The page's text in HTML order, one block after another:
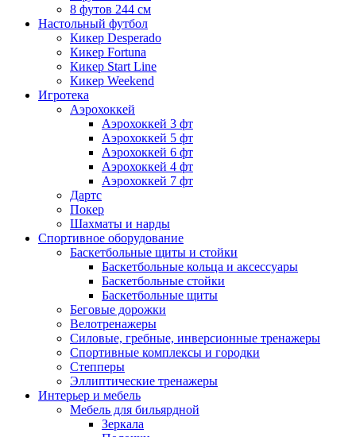
8 футов 244 см
Настольный футбол
Кикер Desperado
Кикер Fortuna
Кикер Start Line
Кикер Weekend
Игротека
Аэрохоккей
Аэрохоккей 3 фт
Аэрохоккей 5 фт
Аэрохоккей 6 фт
Аэрохоккей 4 фт
Аэрохоккей 7 фт
Дартс
Покер
Шахматы и нарды
Спортивное оборудование
Баскетбольные щиты и стойки
Баскетбольные кольца и аксессуары
Баскетбольные стойки
Баскетбольные щиты
Беговые дорожки
Велотренажеры
Силовые, гребные, инверсионные тренажеры
Спортивные комплексы и городки
Степперы
Эллиптические тренажеры
Интерьер и мебель
Мебель для бильярдной
Зеркала